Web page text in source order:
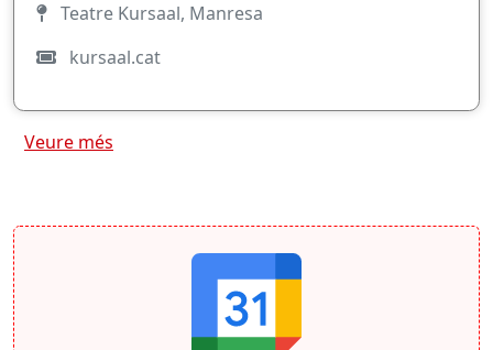
Teatre Kursaal, Manresa
kursaal.cat
Veure més